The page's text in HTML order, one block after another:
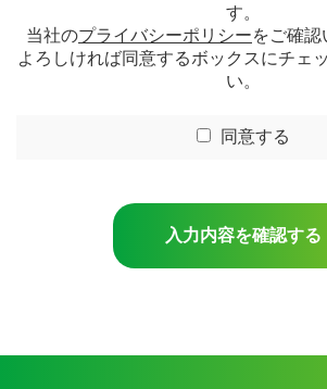
す。
当社のプライバシーポリシーをご確認
よろしければ同意するボックスにチェ
い。
同意する